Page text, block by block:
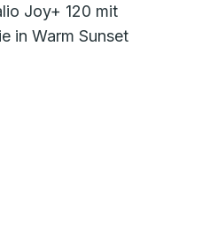
Joy+ 120 mit
in Warm Sunset